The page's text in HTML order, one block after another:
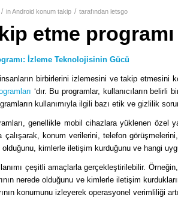
/ inAndroid konum takip / tarafından letsgo
etme programı
İzleme Teknolojisinin Gücü
birbirlerini izlemesini ve takip etmesini
‘dır. Bu programlar, kullanıcıların
kullanımıyla ilgili bazı etik ve gizlilik
genellikle mobil cihazlara yüklenen özel
çalışarak, konum verilerini, telefon
kimlerle iletişim kurduğunu ve hangi
çeşitli amaçlarla gerçekleştirilebilir.
nerede olduğunu ve kimlerle iletişim
konumunu izleyerek operasyonel verimliliği